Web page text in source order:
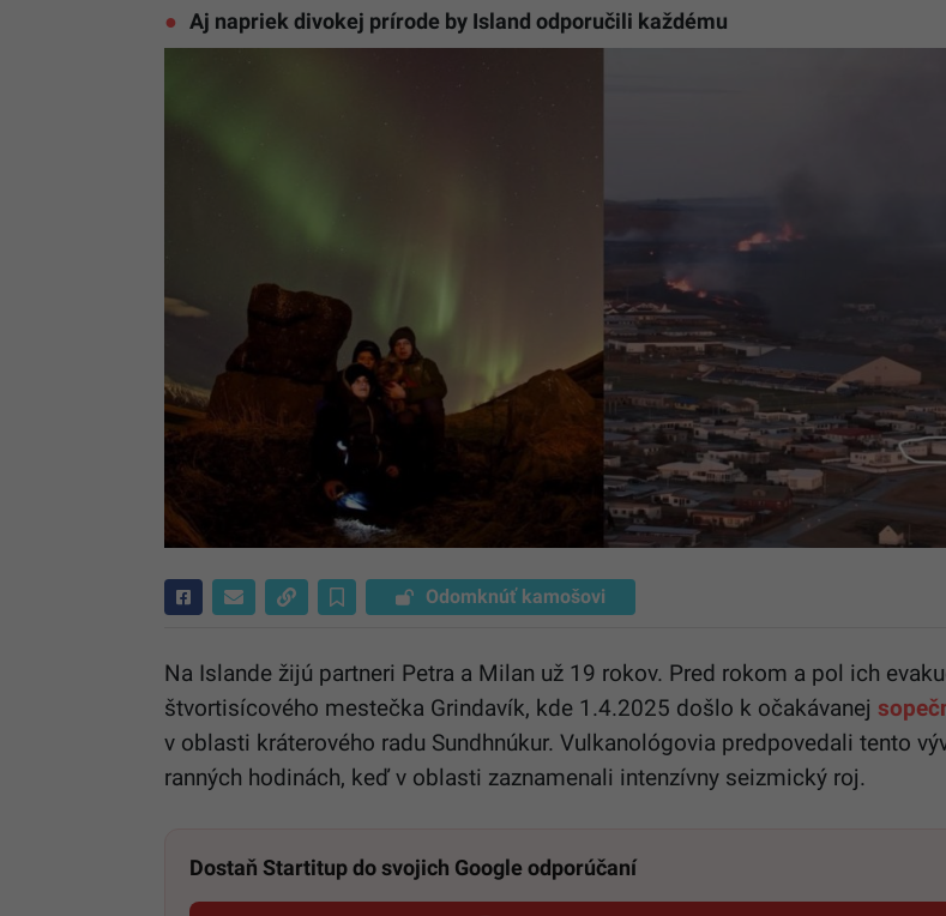
Aj napriek divokej prírode by Island odporučili každému
Odomknúť kamošovi
Na Islande žijú partneri Petra a Milan už 19 rokov. Pred rokom a pol ich
štvortisícového mestečka Grindavík, kde 1.4.2025 došlo k očakávanej
v oblasti kráterového radu Sundhnúkur. Vulkanológovia predpovedali tento
ranných hodinách, keď v oblasti zaznamenali intenzívny seizmický roj.
Dostaň Startitup do svojich Google odporúčaní